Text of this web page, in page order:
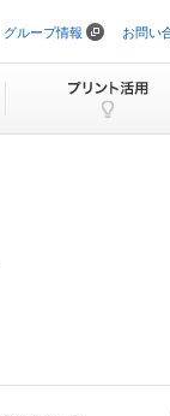
グループ情報 お問い